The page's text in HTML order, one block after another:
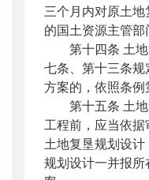
三个月内对原土
的国土资源主管部
第十四条 土地
七条、第十三条规
方案的，依照条例
第十五条 土地
工程前，应当依
土地复垦规划设
规划设计一并报